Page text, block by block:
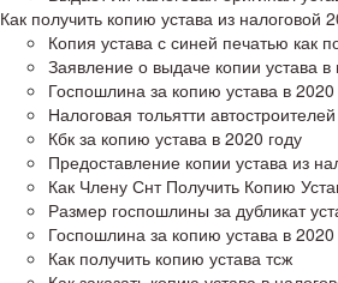
Как получить копию устава из налоговой
Копия устава с синей печатью как
Заявление о выдаче копии устава
Госпошлина за копию устава в 2020
Налоговая тольятти
Кбк за копию устава в 2020 году
Предоставление копии устава из
Как Члену Снт Получить Копию
Размер госпошлины за дубликат
Госпошлина за копию устава в
Как получить копию устава тсж